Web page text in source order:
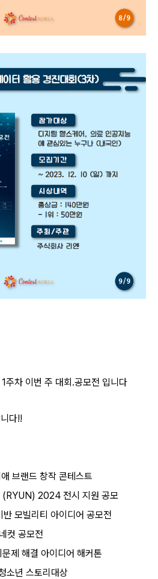
주차 이번 주 대회.공모전 입니다
다!!
브랜드 창작 콘테스트
(RYUN) 2024 전시 지원 공모
모빌리티 아이디어 공모전
컷 공모전
제 해결 아이디어 해커톤
소년 스토리대상